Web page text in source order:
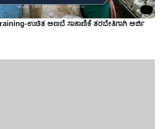
ಉಚಿತ ಅಣಬೆ ಸಾಕಾಣಿಕೆ ತರಬೇತಿಗಾಗಿ ಅರ್ಜಿ